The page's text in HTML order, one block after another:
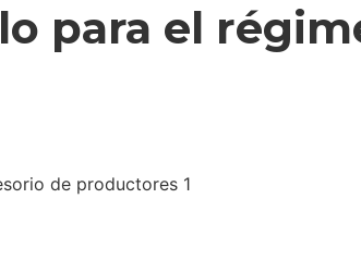
para el